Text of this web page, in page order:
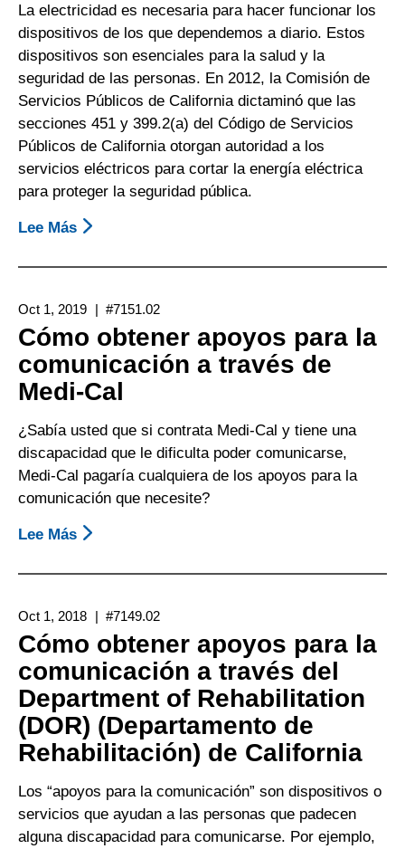
Personas
Con
Doble
Elegibilidad
La electricidad es necesaria para hacer funcionar los
dispositivos de los que dependemos a diario. Estos
dispositivos son esenciales para la salud y la
seguridad de las personas. En 2012, la Comisión de
Servicios Públicos de California dictaminó que las
secciones 451 y 399.2(a) del Código de Servicios
Públicos de California otorgan autoridad a los
servicios eléctricos para cortar la energía eléctrica
para proteger la seguridad pública.
Lee Más Sobre
De
De
La
Red
Eléctrica
Oct 1, 2019 #7151.02
Cómo obtener apoyos para la
comunicación a través de
Medi-Cal
¿Sabía usted que si contrata Medi-Cal y tiene una
discapacidad que le dificulta poder comunicarse,
Medi-Cal pagaría cualquiera de los apoyos para la
comunicación que necesite?
Lee Más Sobre
Obtener
Para
La
Comunicación
A
Través
De
Medi-
Oct 1, 2018 #7149.02
Cómo obtener apoyos para la
comunicación a través del
Department of Rehabilitation
(DOR) (Departamento de
Rehabilitación) de California
Los “apoyos para la comunicación” son dispositivos o
servicios que ayudan a las personas que padecen
alguna discapacidad para comunicarse. Por ejemplo,